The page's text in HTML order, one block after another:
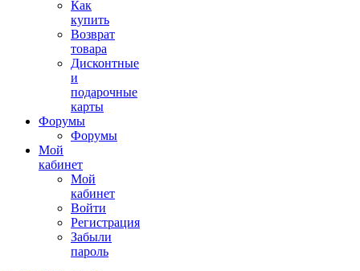
Как
купить
Возврат
товара
Дисконтные
и
подарочные
карты
Форумы
Форумы
Мой
кабинет
Мой
кабинет
Войти
Регистрация
Забыли
пароль